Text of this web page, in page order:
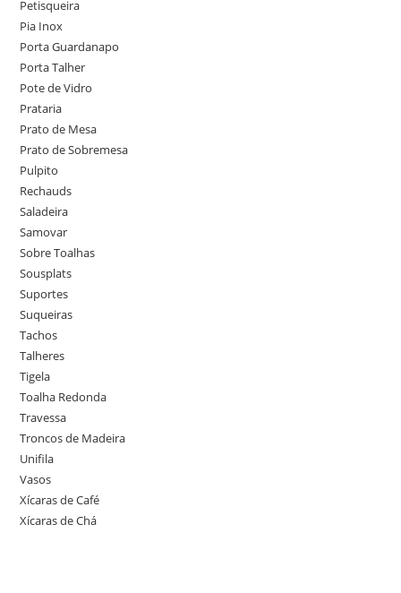
Petisqueira
Pia Inox
Porta Guardanapo
Porta Talher
Pote de Vidro
Prataria
Prato de Mesa
Prato de Sobremesa
Pulpito
Rechauds
Saladeira
Samovar
Sobre Toalhas
Sousplats
Suportes
Suqueiras
Tachos
Talheres
Tigela
Toalha Redonda
Travessa
Troncos de Madeira
Unifila
Vasos
Xícaras de Café
Xícaras de Chá